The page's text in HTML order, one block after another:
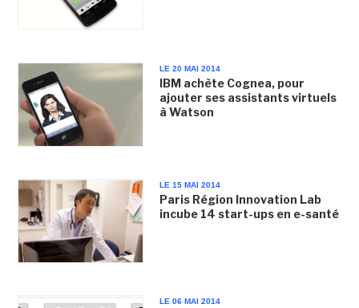
LE 20 MAI 2014
IBM achète Cognea, pour
ajouter ses assistants virtuels
à Watson
LE 15 MAI 2014
Paris Région Innovation Lab
incube 14 start-ups en e-santé
LE 06 MAI 2014